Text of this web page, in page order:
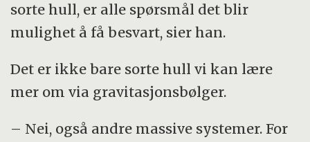
sorte hull, er alle spørsmål det blir
mulighet å få besvart, sier han.
Det er ikke bare sorte hull vi kan lære
mer om via gravitasjonsbølger.
– Nei, også andre massive systemer. For